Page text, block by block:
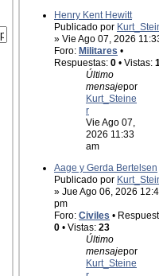
Henry Kent Hewitt
Publicado por
» Vie Ago 07, 2026
Foro: Militares •
Respuestas: 0 • Vistas:
Último
mensajepor
Kurt_Steine
r
Vie Ago 07,
2026 11:33
am
Aage y Gerda Bertelsen
Publicado por
» Jue Ago 06, 2026
pm
Foro: Civiles •
0 • Vistas: 23
Último
mensajepor
Kurt_Steine